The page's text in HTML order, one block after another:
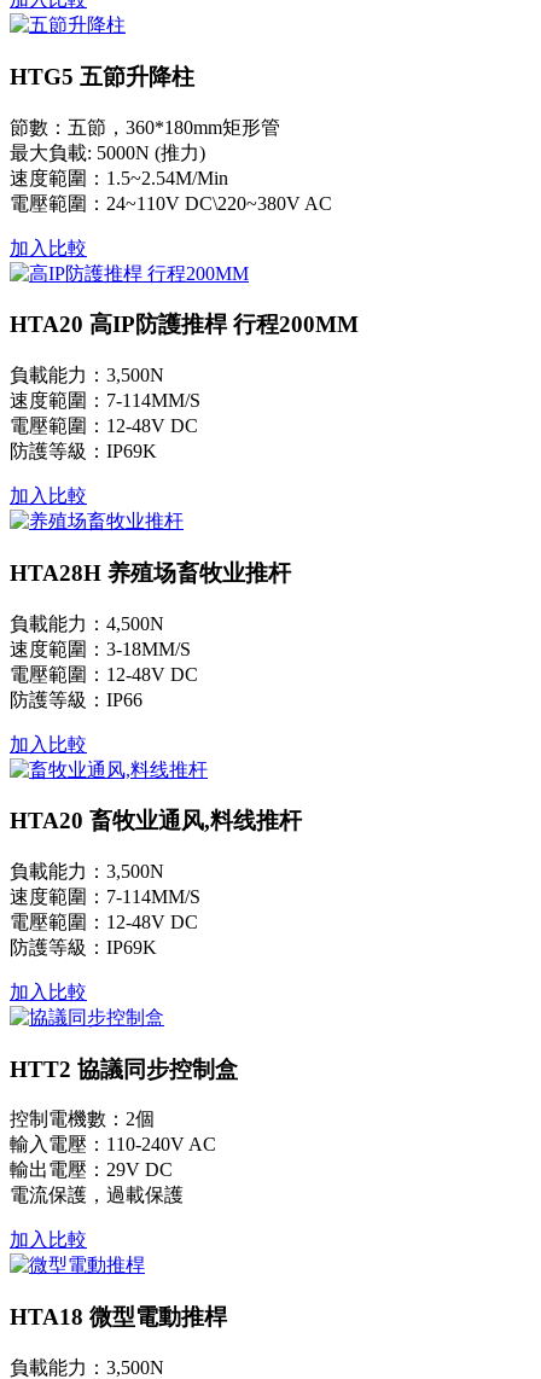
HTG5 五節升降柱
節數：五節，360*180mm矩形管
最大負載: 5000N (推力)
速度範圍：1.5~2.54M/Min
電壓範圍：24~110V DC\220~380V AC
加入比較
HTA20 高IP防護推桿 行程200MM
負載能力：3,500N
速度範圍：7-114MM/S
電壓範圍：12-48V DC
防護等級：IP69K
加入比較
HTA28H 养殖场畜牧业推杆
負載能力：4,500N
速度範圍：3-18MM/S
電壓範圍：12-48V DC
防護等級：IP66
加入比較
HTA20 畜牧业通风,料线推杆
負載能力：3,500N
速度範圍：7-114MM/S
電壓範圍：12-48V DC
防護等級：IP69K
加入比較
HTT2 協議同步控制盒
控制電機數：2個
輸入電壓：110-240V AC
輸出電壓：29V DC
電流保護，過載保護
加入比較
HTA18 微型電動推桿
負載能力：3,500N